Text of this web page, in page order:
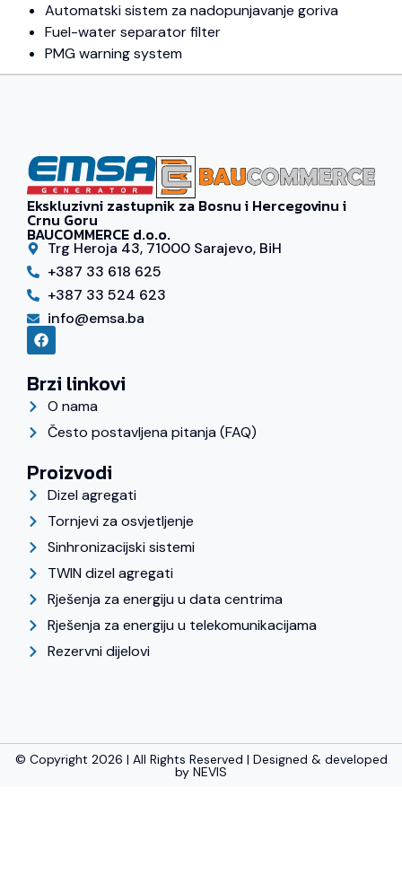
Automatski sistem za nadopunjavanje goriva
Fuel-water separator filter
PMG warning system
Ekskluzivni zastupnik za Bosnu i Hercegovinu i
Crnu Goru
BAUCOMMERCE d.o.o.
Trg Heroja 43, 71000 Sarajevo, BiH
+387 33 618 625
+387 33 524 623
info@emsa.ba
Brzi linkovi
O nama
Često postavljena pitanja (FAQ)
Proizvodi
Dizel agregati
Tornjevi za osvjetljenje
Sinhronizacijski sistemi
TWIN dizel agregati
Rješenja za energiju u data centrima
Rješenja za energiju u telekomunikacijama
Rezervni dijelovi
© Copyright 2026 | All Rights Reserved | Designed & developed
by NEVIS